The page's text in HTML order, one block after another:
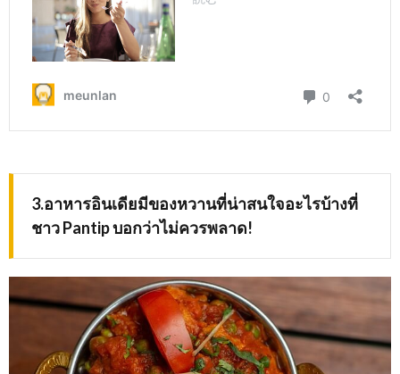
3.อาหารอินเดียมีของหวานที่น่าสนใจอะไรบ้างที่
ชาวPantip บอกว่าไม่ควรพลาด!